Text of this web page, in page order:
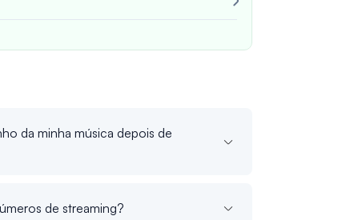
da minha música depois de
de streaming?